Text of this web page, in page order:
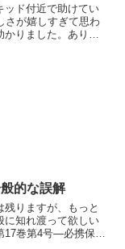
ッド付近で助けてい
さが嬉しすぎて思わ
りました。ありが
的な誤解
りますが、もっと
に知れ渡って欲しい
17巻第4号―必携保存